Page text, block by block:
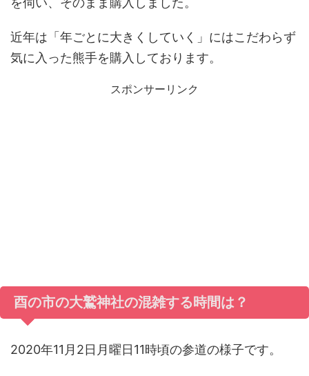
近年は「年ごとに大きくしていく」にはこだわらず
気に入った熊手を購入しております。
スポンサーリンク
酉の市の大鷲神社の混雑する時間は？
2020年11月2日月曜日11時頃の参道の様子です。